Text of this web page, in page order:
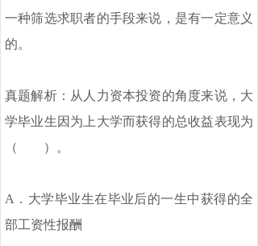
一种筛选求职者的手段来说，是有一定意义
的。
真题解析：从人力资本投资的角度来说，大
学毕业生因为上大学而获得的总收益表现为
（ ）。
A．大学毕业生在毕业后的一生中获得的全
部工资性报酬